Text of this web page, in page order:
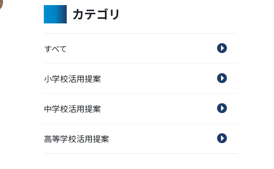
カテゴリ
すべて
小学校活用提案
中学校活用提案
高等学校活用提案